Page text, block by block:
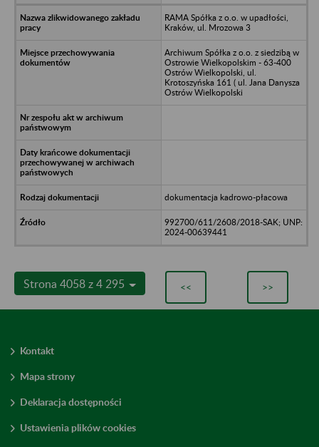
RAMA Spółka z o.o. w upadłości,
Kraków, ul. Mrozowa 3
Archiwum Spółka z o.o. z siedzibą w
Ostrowie Wielkopolskim - 63-400
Ostrów Wielkopolski, ul.
Krotoszyńska 161 ( ul. Jana Danysza
Ostrów Wielkopolski
dokumentacja kadrowo-płacowa
992700/611/2608/2018-SAK; UNP:
2024-00639441
Strona 4058 z 4 295 << >>
Kontakt
Mapa strony
Deklaracja dostępności
Ustawienia plików cookies